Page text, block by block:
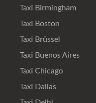
Taxi Birmingham
Taxi Boston
Taxi Brüssel
Taxi Buenos Aires
Taxi Chicago
Taxi Dallas